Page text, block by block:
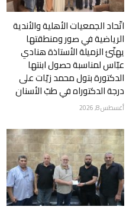
اتّحاد الجمعيات الأهلية والأندية
الرياضية في صور ومنطقتها
يهنّئ الزميلة الأستاذة هنادي
عبّاس لمناسبة حصول ابنتها
الدكتورة بتول محمد زيّات على
درجة الدكتوراه في طبّ الأسنان
أغسطس 8, 2026